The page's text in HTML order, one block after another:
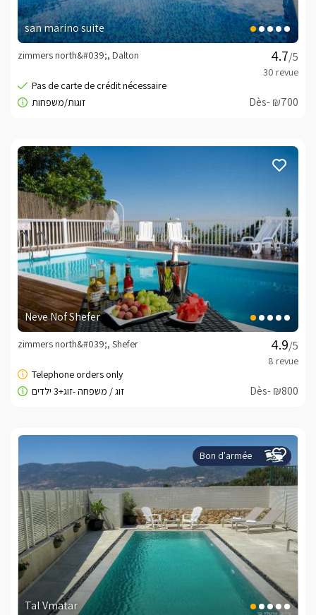
san marino suite
/5
zimmers north&#039;, Dalton
Dès- ₪700
Neve Nof Shefer
/5
zimmers north&#039;, Shefer
Dès- ₪800
Bon d'armée
Tal Vmatar